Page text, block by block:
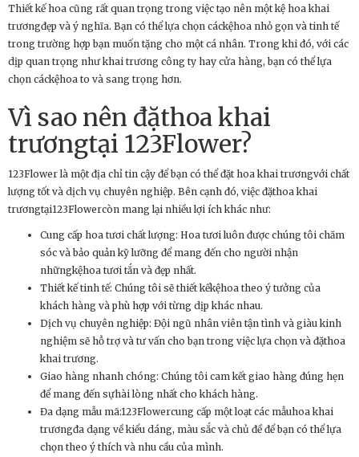
Thiết kế hoa cũng rất quan trọng trong việc tạo nên một kệ hoa khai
trươngđẹp và ý nghĩa. Bạn có thể lựa chọn cáckệhoa nhỏ gọn và tinh tế
trong trường hợp bạn muốn tặng cho một cá nhân. Trong khi đó, với các
dịp quan trọng như khai trương công ty hay cửa hàng, bạn có thể lựa
chọn cáckệhoa to và sang trọng hơn.
Vì sao nên đặthoa khai
trươngtại 123Flower?
123Flower là một địa chỉ tin cậy để bạn có thể đặt hoa khai trươngvới chất
lượng tốt và dịch vụ chuyên nghiệp. Bên cạnh đó, việc đặthoa khai
trươngtại123Flowercòn mang lại nhiều lợi ích khác như:
Cung cấp hoa tươi chất lượng: Hoa tươi luôn được chúng tôi chăm
sóc và bảo quản kỹ lưỡng để mang đến cho người nhận
nhữngkệhoa tươi tắn và đẹp nhất.
Thiết kế tinh tế: Chúng tôi sẽ thiết kếkệhoa theo ý tưởng của
khách hàng và phù hợp với từng dịp khác nhau.
Dịch vụ chuyên nghiệp: Đội ngũ nhân viên tận tình và giàu kinh
nghiệm sẽ hỗ trợ và tư vấn cho bạn trong việc lựa chọn và đặthoa
khai trương.
Giao hàng nhanh chóng: Chúng tôi cam kết giao hàng đúng hẹn
để mang đến sựhài lòng nhất cho khách hàng.
Đa dạng mẫu mã:123Flowercung cấp một loạt các mẫuhoa khai
trươngđa dạng về kiểu dáng, màu sắc và chủ đề để bạn có thể lựa
chọn theo ý thích và nhu cầu của mình.